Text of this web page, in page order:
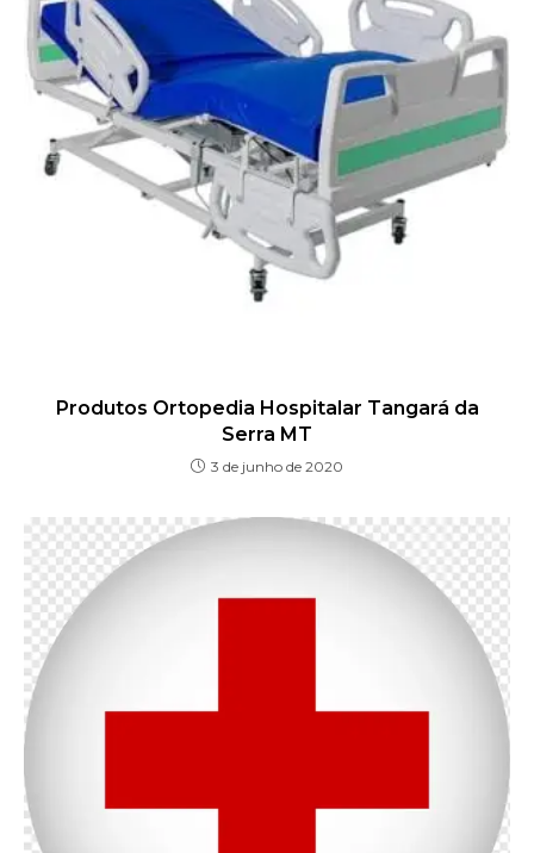
Produtos Ortopedia Hospitalar Tangará da
Serra MT
3 de junho de 2020